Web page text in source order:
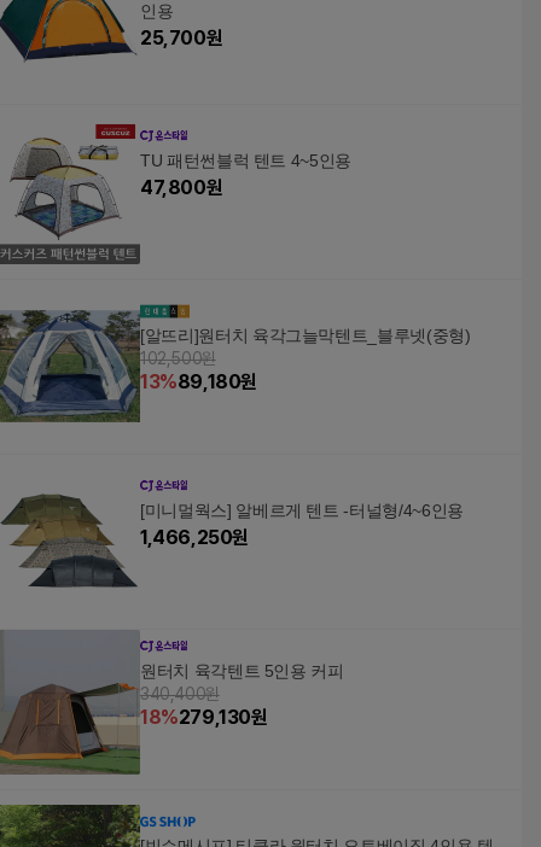
인용
25,700원
TU 패턴썬블럭 텐트 4~5인용
47,800원
[알뜨리]원터치 육각그늘막텐트_블루넷(중형)
102,500원
13%89,180원
[미니멀웍스] 알베르게 텐트 -터널형/4~6인용
1,466,250원
원터치 육각텐트 5인용 커피
340,400원
18%279,130원